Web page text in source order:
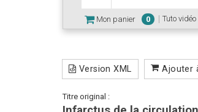
Mon panier 0 Tuto vidéo
Version XML Ajouter
Titre original :